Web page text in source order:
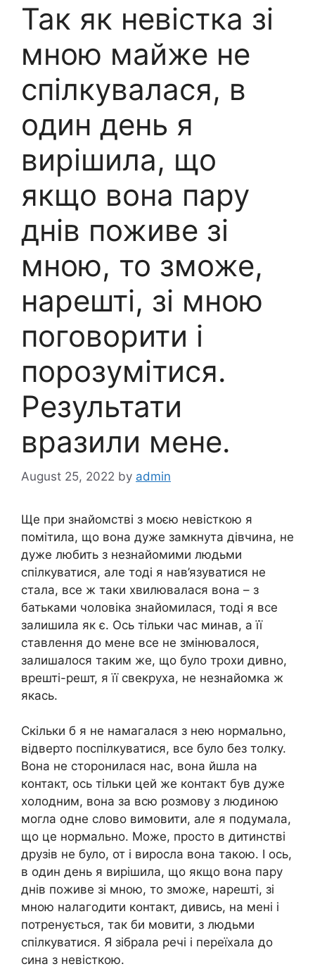
Так як невістка зі
мною майже не
спілкувалася, в
один день я
вирішила, що
якщо вона пару
днів поживе зі
мною, то зможе,
нарешті, зі мною
поговорити і
порозумітися.
Результати
вразили мене.
August 25, 2022 by admin
Ще при знайомстві з моєю невісткою я
помітила, що вона дуже замкнута дівчина, не
дуже любить з незнайомими людьми
спілкуватися, але тоді я нав’язуватися не
стала, все ж таки хвилювалася вона – з
батьками чоловіка знайомилася, тоді я все
залишила як є. Ось тільки час минав, а її
ставлення до мене все не змінювалося,
залишалося таким же, що було трохи дивно,
врешті-решт, я її свекруха, не незнайомка ж
якась.
Скільки б я не намагалася з нею нормально,
відверто поспілкуватися, все було без толку.
Вона не сторонилася нас, вона йшла на
контакт, ось тільки цей же контакт був дуже
холодним, вона за всю розмову з людиною
могла одне слово вимовити, але я подумала,
що це нормально. Може, просто в дитинстві
друзів не було, от і виросла вона такою. І ось,
в один день я вирішила, що якщо вона пару
днів поживе зі мною, то зможе, нарешті, зі
мною налагодити контакт, дивись, на мені і
потренується, так би мовити, з людьми
спілкуватися. Я зібрала речі і переїхала до
сина з невісткою.